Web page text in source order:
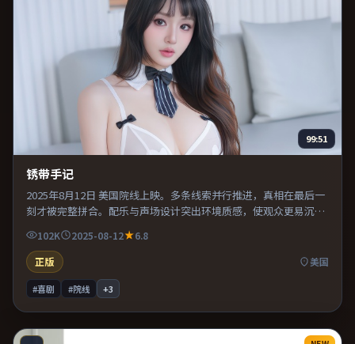
99:51
锈带手记
2025年8月12日 美国院线上映。多条线索并行推进，真相在最后一
刻才被完整拼合。配乐与声场设计突出环境质感，使观众更易沉浸
其中。推荐给偏爱群像戏与命运母题的影迷。
102K 2025-08-12
6.8
正版
美国
#喜剧 #院线 +3